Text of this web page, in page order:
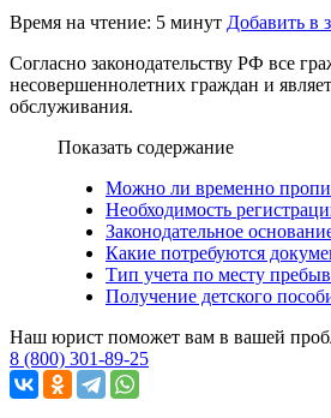
Время на чтение: 5 минут Добавить в
Согласно законодательству РФ все
несовершеннолетних граждан и
обслуживания.
Показать содержание
Можно ли временно
Необходимость
Законодательное
Какие потребуются
Тип учета по месту
Получение детского
Наш юрист поможет вам в вашей
8 (800) 301-89-25